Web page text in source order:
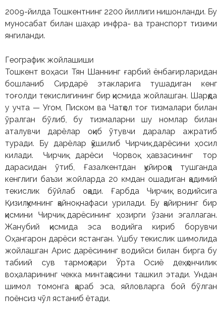
2009-йилда Тошкентнинг 2200 йиллиги нишонланди. Бу
муносабат билан шаҳар инфра- ва транспорт тизими
янгиланди.
Географик жойлашиши
Тошкент воҳаси Тян Шаннинг ғарбий ёнбағирларидан
бошланиб Сирдарё этакларига тушадиган кенг
тоғолди текислигининг бир қисмида жойлашган. Шарқда
у учта — Угом, Писком ва Чатқол тоғ тизмалари билан
ўралган бўлиб, бу тизмаларни шу номлар билан
аталувчи дарёлар оқиб ўтувчи даралар ажратиб
туради. Бу дарёлар қўшилиб Чирчиқ дарёсини ҳосил
килади. Чирчиқ дарёси Чорвоқ ҳавзасининг тор
дарасидан ўтиб, Ғазалкентдан қуйироққа тушганда
кенглиги баъзи жойларда 20 кмдан ошадиган қадимий
текислик бўйлаб оқади. Ғарбда Чирчиқ водийсига
Қизилқумнинг қайноқ нафаси урилади. Бу қайирнинг бир
қисмини Чирчиқ дарёсининг ҳозирги ўзани эгаллаган.
Жанубий қисмида эса водийга кириб борувчи
Оҳангарон дарёси ястанган. Ушбу текислик шимолида
жойлашган Арис дарёсининг водийси билан бирга бу
табиий сув тармоқлари Ўрта Осиё деҳқончилик
воҳаларининг чекка минтақасини ташкил этади. Ундан
шимол томонга қараб эса, яйловларга бой бўлган
поёнсиз чўл ястаниб ётади.